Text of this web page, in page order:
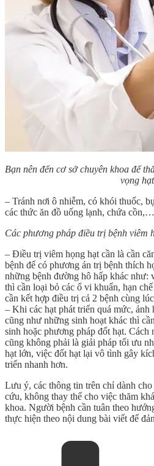
Bạn nên đến cơ sở chuyên khoa để
vọng hạt
– Tránh nơi ô nhiễm, có khói thuốc,
các thức ăn đồ uống lạnh, chứa cồn,…
Các phương pháp điều trị bệnh viêm
– Điều trị viêm họng hạt cần là cần
bệnh để có phương án trị bệnh thích
những bệnh đường hô hấp khác
thì cần loại bỏ các ổ vi khuẩn, hạn
cần kết hợp điều trị cả 2 bệnh cùng
– Khi các hạt phát triển quá mức,
cũng như những sinh hoạt khác thì
sinh hoặc phương pháp đốt hạt. Cách
cũng không phải là giải pháp tối ưu
hạt lớn, việc đốt hạt lại vô tình gây
triển nhanh hơn.
Lưu ý, các thông tin trên chỉ dành
cứu, không thay thế cho việc thăm
khoa. Người bệnh cần tuân theo
thực hiện theo nội dung bài viết để